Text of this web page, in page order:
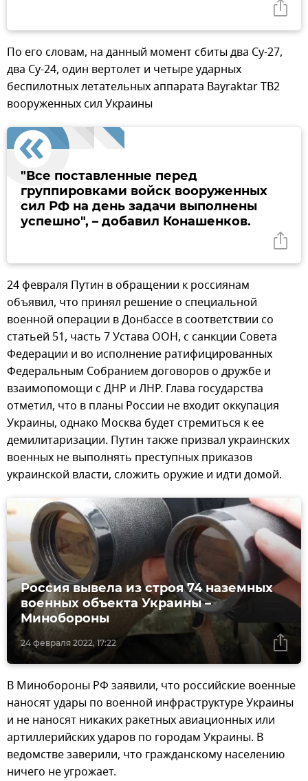
По его словам, на данный момент сбиты два Су-27,
два Су-24, один вертолет и четыре ударных
беспилотных летательных аппарата Bayraktar TB2
вооруженных сил Украины
"Все поставленные перед
группировками войск вооруженных
сил РФ на день задачи выполнены
успешно", – добавил Конашенков.
24 февраля Путин в обращении к россиянам
объявил, что принял решение о специальной
военной операции в Донбассе в соответствии со
статьей 51, часть 7 Устава ООН, с санкции Совета
Федерации и во исполнение ратифицированных
Федеральным Собранием договоров о дружбе и
взаимопомощи с ДНР и ЛНР. Глава государства
отметил, что в планы России не входит оккупация
Украины, однако Москва будет стремиться к ее
демилитаризации. Путин также призвал украинских
военных не выполнять преступных приказов
украинской власти, сложить оружие и идти домой.
24 февраля 2022, 17:22
Россия вывела из строя 74 наземных
военных объекта Украины –
Минобороны
В Минобороны РФ заявили, что российские военные
наносят удары по военной инфраструктуре Украины
и не наносят никаких ракетных авиационных или
артиллерийских ударов по городам Украины. В
ведомстве заверили, что гражданскому населению
ничего не угрожает.